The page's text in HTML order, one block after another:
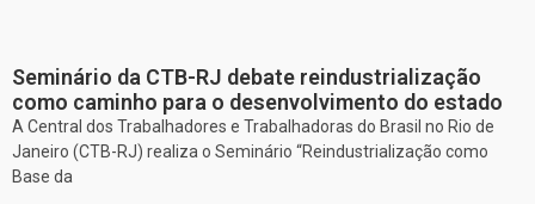
Seminário da CTB-RJ debate reindustrialização
como caminho para o desenvolvimento do estado
A Central dos Trabalhadores e Trabalhadoras do Brasil no Rio de
Janeiro (CTB-RJ) realiza o Seminário “Reindustrialização como
Base da